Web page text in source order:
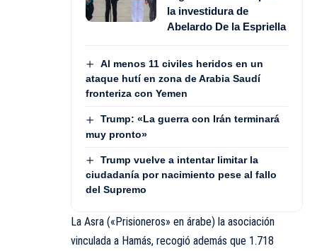
la investidura de
Abelardo De la Espriella
Al menos 11 civiles heridos en un
ataque hutí en zona de Arabia Saudí
fronteriza con Yemen
Trump: «La guerra con Irán terminará
muy pronto»
Trump vuelve a intentar limitar la
ciudadanía por nacimiento pese al fallo
del Supremo
La Asra («Prisioneros» en árabe) la asociación
vinculada a Hamás, recogió además que 1.718